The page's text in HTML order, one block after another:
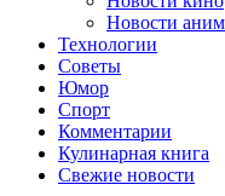
Новости
Технологии
Советы
Юмор
Спорт
Комментарии
Кулинарная книга
Свежие новости